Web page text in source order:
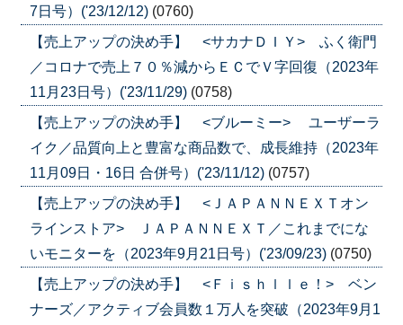
7日号）('23/12/12) (0760)
【売上アップの決め手】 <サカナＤＩＹ> ふく衛門
／コロナで売上７０％減からＥＣでＶ字回復（2023年
11月23日号）('23/11/29) (0758)
【売上アップの決め手】 <ブルーミー> ユーザーラ
イク／品質向上と豊富な商品数で、成長維持（2023年
11月09日・16日 合併号）('23/11/12) (0757)
【売上アップの決め手】 <ＪＡＰＡＮＮＥＸＴオン
ラインストア> ＪＡＰＡＮＮＥＸＴ／これまでにな
いモニターを（2023年9月21日号）('23/09/23) (0750)
【売上アップの決め手】 <Ｆｉｓｈｌｌｅ！> ベン
ナーズ／アクティブ会員数１万人を突破（2023年9月1